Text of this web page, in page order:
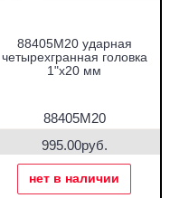
88405M20 ударная
четырехгранная головка
1"х20 мм
88405M20
995.00руб.
нет в наличии